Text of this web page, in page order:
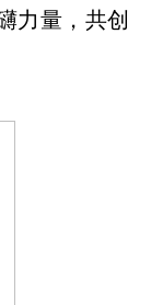
力量，共创